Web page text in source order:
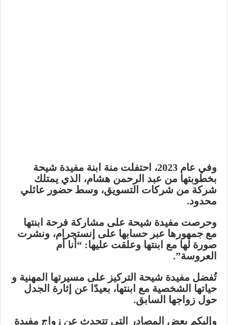
وفي عام 2023، احتفلت
منة ابنة مفيدة شيحة
بخطوبتها من عبد الرحمن هشام، الذي يمتلك
شركة من شركات التسويق، وسط حضور عائلي
محدود.
وحرصت مفيدة شيحة على مشاركة فرحة ابنتها
مع جمهورها عبر حسابها على إنستجرام، ونشرت
صورة لها مع ابنتها وعلقت عليها: “أنا أم
العروسة”.
تُفضل مفيدة شيحة التركيز على مسيرتها المهنية و
حياتها الشخصية مع ابنتها، بعيدًا عن إثارة الجدل
حولزواجها السابق.
وإليكم بعض المصادر التي تتحدث عنزواج مفيدة